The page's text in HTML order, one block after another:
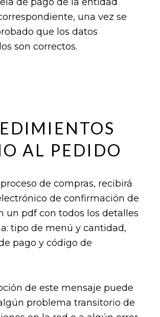
una vez se
que los datos
son correctos.
AL PEDIDO
de compras, recibirá
de confirmación de
un pdf con todos los detalles
tipo de menú y cantidad,
pago y código de
de este mensaje puede
problema transitorio de